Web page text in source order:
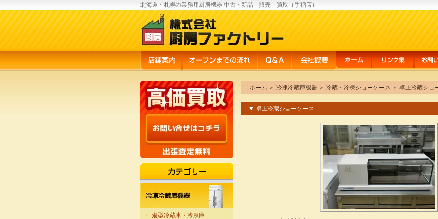
北海道・札幌の業務用厨房機器 中古・新品 販売 買取（手稲店）
・ 縦型冷蔵庫・冷凍庫
ホーム ＞ 冷凍冷蔵庫機器 ＞ 冷蔵・冷凍ショーケース ＞ 卓上冷蔵ショ
▼ 卓上冷蔵ショーケース